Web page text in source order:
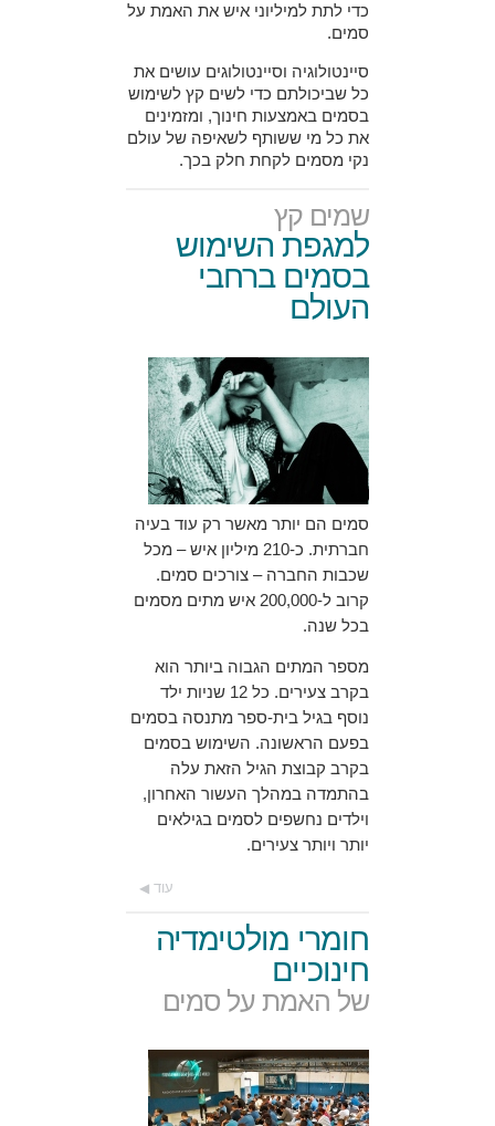
כדי לתת למיליוני איש את האמת על
סמים.
סיינטולוגיה וסיינטולוגים עושים את
כל שביכולתם כדי לשים קץ לשימוש
בסמים באמצעות חינוך, ומזמינים
את כל מי ששותף לשאיפה של עולם
נקי מסמים לקחת חלק בכך.
שמים קץ
למגפת השימוש
בסמים ברחבי
העולם
סמים הם יותר מאשר רק עוד בעיה
חברתית. כ-210 מיליון איש – מכל
שכבות החברה – צורכים סמים.
קרוב ל-200,000 איש מתים מסמים
בכל שנה.
מספר המתים הגבוה ביותר הוא
בקרב צעירים. כל 12 שניות ילד
נוסף בגיל בית-ספר מתנסה בסמים
בפעם הראשונה. השימוש בסמים
בקרב קבוצת הגיל הזאת עלה
בהתמדה במהלך העשור האחרון,
וילדים נחשפים לסמים בגילאים
יותר ויותר צעירים.
עוד
חומרי מולטימדיה
חינוכיים
של האמת על סמים